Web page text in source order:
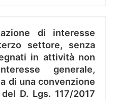
di interesse
settore, senza
in attività non
generale,
di una convenzione
D. Lgs. 117/2017